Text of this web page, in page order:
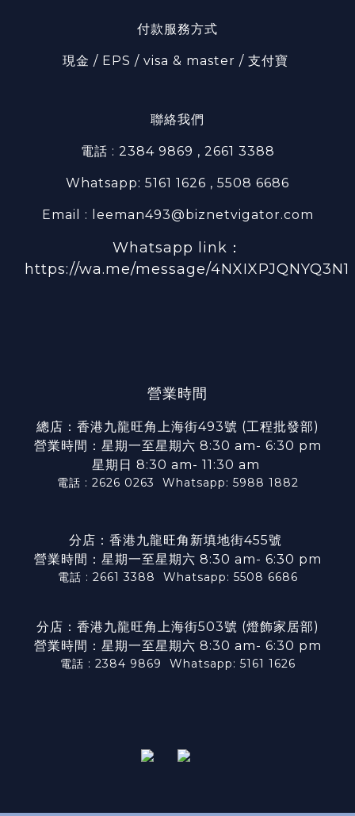
付款服務方式
現金 / EPS / visa & master / 支付寶
聯絡我們
電話 : 2384 9869 , 2661 3388
Whatsapp: 5161 1626 , 5508 6686
Email : leeman493@biznetvigator.com
Whatsapp link：
https://wa.me/message/4NXIXPJQNYQ3N1
營業時間
總店：香港九龍旺角上海街493號 (工程批發部)
營業時間：星期一至星期六 8:30 am- 6:30 pm
星期日 8:30 am- 11:30 am
電話 : 2626 0263 Whatsapp: 5988 1882
分店：香港九龍旺角新填地街455號
營業時間：星期一至星期六 8:30 am- 6:30 pm
電話 : 2661 3388 Whatsapp: 5508 6686
分店：香港九龍旺角上海街503號 (燈飾家居部)
營業時間：星期一至星期六 8:30 am- 6:30 pm
電話 : 2384 9869 Whatsapp: 5161 1626